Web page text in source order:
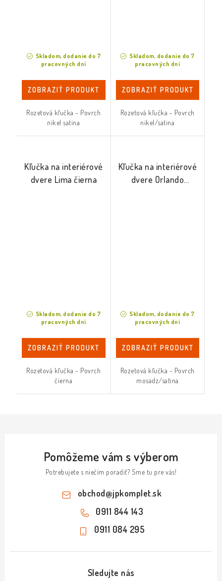
Skladom, dodanie do 7
pracovných dní
ZOBRAZIŤ PRODUKT
Rozetová kľučka - Povrch
nikel satina
Skladom, dodanie do 7
pracovných dní
ZOBRAZIŤ PRODUKT
Rozetová kľučka - Povrch
nikel/satina
Kľučka na interiérové
dvere Lima čierna
Skladom, dodanie do 7
pracovných dní
ZOBRAZIŤ PRODUKT
Rozetová kľučka - Povrch
čierna
Kľučka na interiérové
dvere Orlando
Skladom, dodanie do 7
pracovných dní
ZOBRAZIŤ PRODUKT
Rozetová kľučka - Povrch
mosadz/satina
Pomôžeme vám s výberom
Potrebujete s niečím poradiť? Sme tu pre vás!
obchod@jpkomplet.sk
0911 844 143
0911 084 295